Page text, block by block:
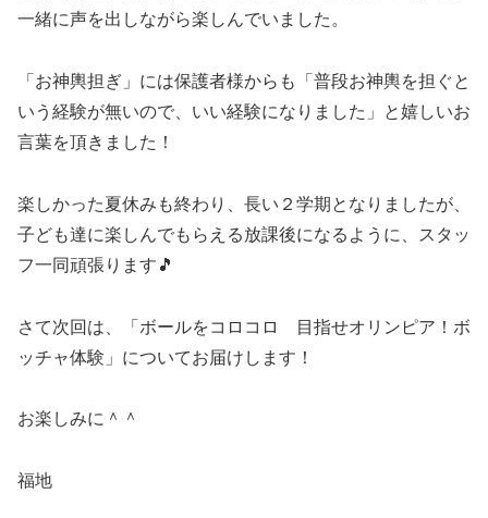
一緒に声を出しながら楽しんでいました。
「お神輿担ぎ」には保護者様からも「普段お神輿を担ぐと
いう経験が無いので、いい経験になりました」と嬉しいお
言葉を頂きました！
楽しかった夏休みも終わり、長い２学期となりましたが、
子ども達に楽しんでもらえる放課後になるように、スタッ
フ一同頑張ります🎵
さて次回は、「ボールをコロコロ 目指せオリンピア！ボ
ッチャ体験」についてお届けします！
お楽しみに＾＾
福地